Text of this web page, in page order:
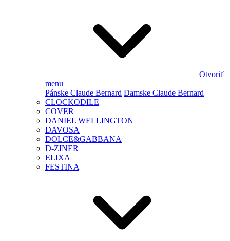
Otvoriť
menu
Pánske Claude Bernard Damske Claude Bernard
CLOCKODILE
COVER
DANIEL WELLINGTON
DAVOSA
DOLCE&GABBANA
D-ZINER
ELIXA
FESTINA